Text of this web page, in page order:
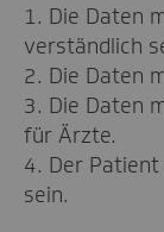
1. Die Daten
verständlich
2. Die Daten
3. Die Daten
für Ärzte.
4. Der
sein.